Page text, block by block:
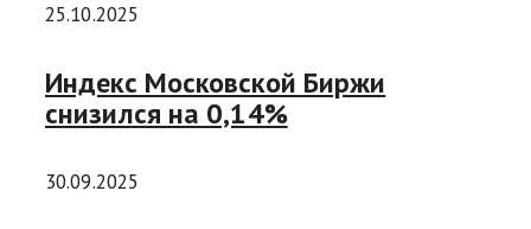
25.10.2025
Индекс Московской Биржи
снизился на 0,14%
30.09.2025